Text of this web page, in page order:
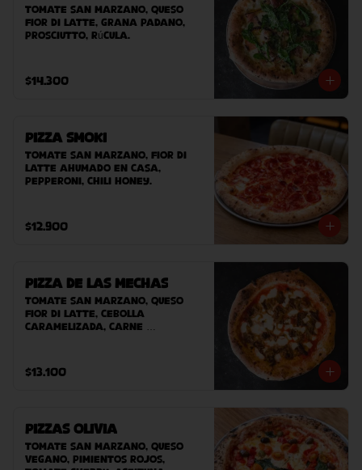
Tomate San Marzano, queso
Fior Di Latte, Grana padano,
prosciutto, rúcula.
$14.300
Pizza Smoki
Tomate san marzano, fior di
latte ahumado en casa,
pepperoni, chili honey.
$12.900
Pizza de las Mechas
Tomate San Marzano, queso
Fior Di Latte, cebolla
caramelizada, carne
$13.100
Pizzas Olivia
Tomate San Marzano, Queso
Vegano, pimientos rojos,